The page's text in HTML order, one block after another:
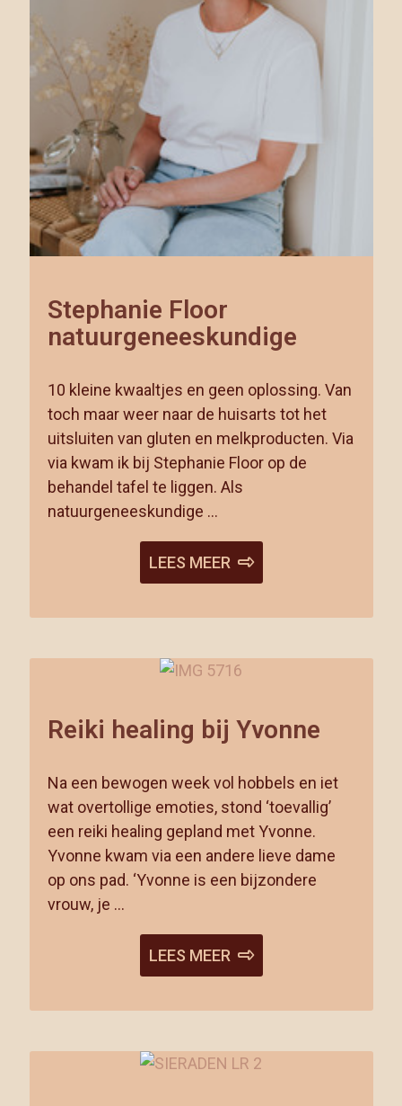
Stephanie Floor
natuurgeneeskundige
10 kleine kwaaltjes en geen oplossing. Van
toch maar weer naar de huisarts tot het
uitsluiten van gluten en melkproducten. Via
via kwam ik bij Stephanie Floor op de
behandel tafel te liggen. Als
natuurgeneeskundige …
LEES MEER
Reiki healing bij Yvonne
Na een bewogen week vol hobbels en iet
wat overtollige emoties, stond ‘toevallig’
een reiki healing gepland met Yvonne.
Yvonne kwam via een andere lieve dame
op ons pad. ‘Yvonne is een bijzondere
vrouw, je …
LEES MEER